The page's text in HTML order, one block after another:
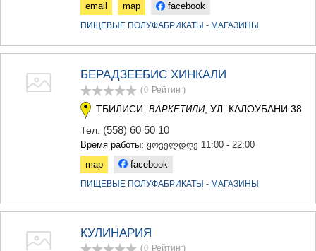
email map facebook
ПИЩЕВЫЕ ПОЛУФАБРИКАТЫ - МАГАЗИНЫ
БЕРАДЗЕЕБИС ХИНКАЛИ
(0 Рейтинг)
ТБИЛИСИ. ВАРКЕТИЛИ, УЛ. КАЛОУБАНИ 38
Тел: (558) 60 50 10
Время работы: ყოველდღე 11:00 - 22:00
map
facebook
ПИЩЕВЫЕ ПОЛУФАБРИКАТЫ - МАГАЗИНЫ
КУЛИНАРИЯ
(0 Рейтинг)